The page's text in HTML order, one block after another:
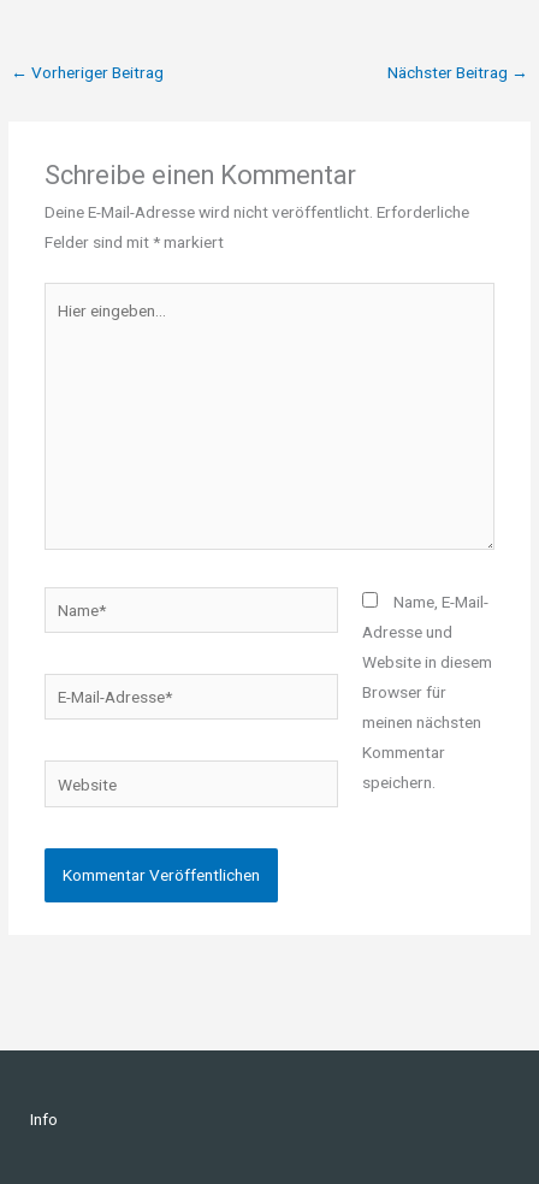
← Vorheriger Beitrag Nächster Beitrag →
Schreibe einen Kommentar
Deine E-Mail-Adresse wird nicht veröffentlicht. Erforderliche
Felder sind mit*markiert
eingeben…
Mail-
Website
Name, E-Mail-
Adresse und
Website in diesem
Browser für
meinen nächsten
Kommentar
speichern.
Info